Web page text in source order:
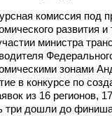
комиссия под
министра
зонами
в конкурсе по
из 16 регионов,
три дошли до